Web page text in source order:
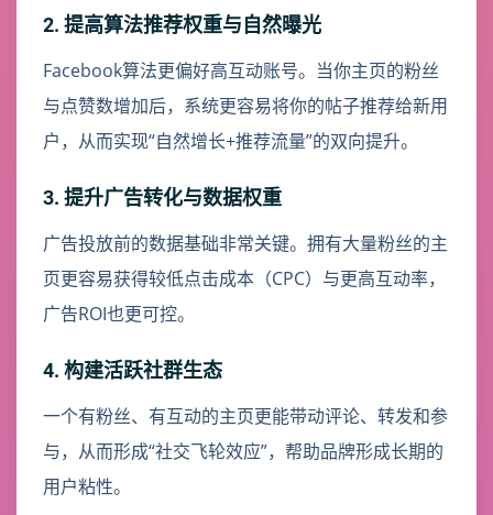
2. 提高算法推荐权重与自然曝光
Facebook算法更偏好高互动账号。当你主页的粉丝
与点赞数增加后，系统更容易将你的帖子推荐给新用
户，从而实现“自然增长+推荐流量”的双向提升。
3. 提升广告转化与数据权重
广告投放前的数据基础非常关键。拥有大量粉丝的主
页更容易获得较低点击成本（CPC）与更高互动率，
广告ROI也更可控。
4. 构建活跃社群生态
一个有粉丝、有互动的主页更能带动评论、转发和参
与，从而形成“社交飞轮效应”，帮助品牌形成长期的
用户粘性。